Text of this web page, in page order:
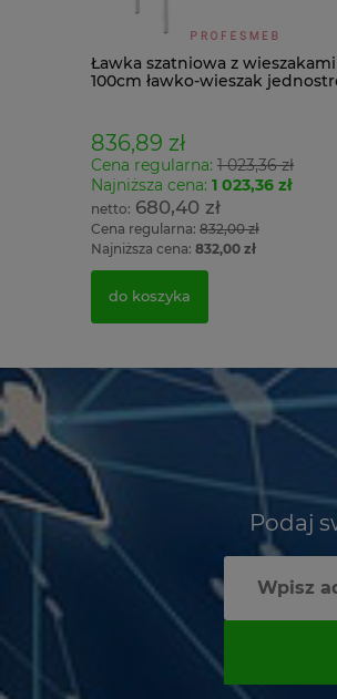
Ławka szatniowa z wieszakami
100cm ławko-wieszak
836,89 zł
Cena regularna: 1 023,36 zł
Najniższa cena: 1 023,36 zł
680,40 zł
Cena regularna: 832,00 zł
Najniższa cena: 832,00 zł
do koszyka
Podaj